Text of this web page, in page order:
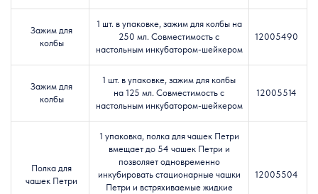
Зажим для
колбы
1 шт. в упаковке, зажим для колбы на
250 мл. Совместимость с
настольным инкубатором-шейкером
12005490
Зажим для
колбы
1 шт. в упаковке, зажим для колбы
на 125 мл. Совместимость с
настольным инкубатором-шейкером
12005514
Полка для
чашек Петри
1 упаковка, полка для чашек Петри
вмещает до 54 чашек Петри и
позволяет одновременно
инкубировать стационарные чашки
Петри и встряхиваемые жидкие
12005504